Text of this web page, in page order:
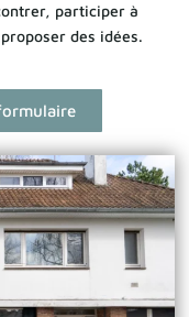
participer à
des idées.